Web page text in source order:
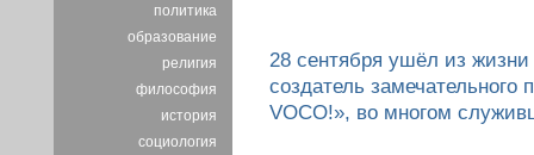
политика
образование
религия
философия
история
социология
28 сентября ушёл из
создатель замечательного
VOCO!», во многом